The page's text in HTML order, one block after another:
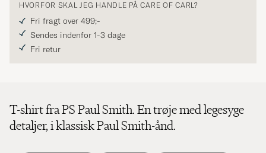
HVORFOR SKAL JEG HANDLE PÅ CARE OF CARL?
Fri fragt over 499;-
Sendes indenfor 1-3 dage
Fri retur
T-shirt fra PS Paul Smith. En trøje med legesyge
detaljer, i klassisk Paul Smith-ånd.